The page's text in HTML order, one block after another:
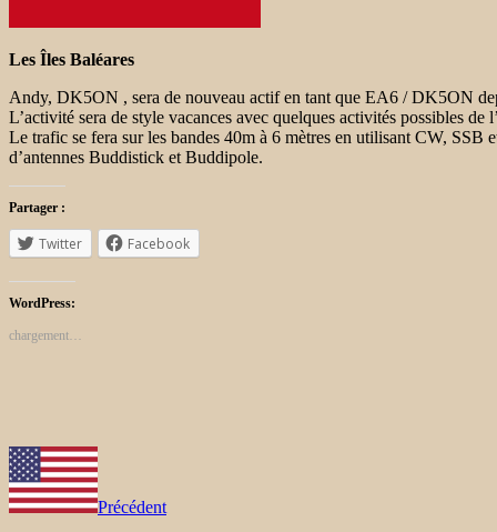
Les Îles Baléares
Andy, DK5ON , sera de nouveau actif en tant que EA6 / DK5ON
L’activité sera de style vacances avec quelques activités possibles
Le trafic se fera sur les bandes 40m à 6 mètres en utilisant CW,
d’antennes Buddistick et Buddipole.
Partager :
Twitter Facebook
WordPress:
chargement…
Précédent